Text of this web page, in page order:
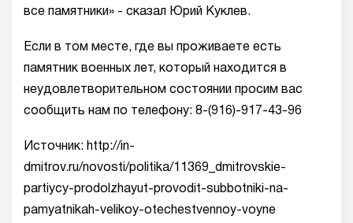
все памятники» - сказал Юрий Куклев.
Если в том месте, где вы проживаете есть
памятник военных лет, который находится в
неудовлетворительном состоянии просим вас
сообщить нам по телефону: 8-(916)-917-43-96
Источник: http://in-
dmitrov.ru/novosti/politika/11369_dmitrovskie-
partiycy-prodolzhayut-provodit-subbotniki-na-
pamyatnikah-velikoy-otechestvennoy-voyne